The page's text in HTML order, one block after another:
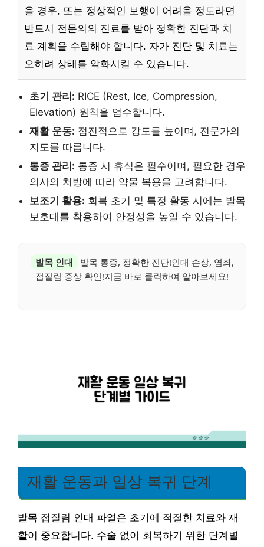
을 경우, 또는 정상적인 보행이 어려울 정도라면
반드시 전문의의 진료를 받아 정확한 진단과 치
료 계획을 수립해야 합니다. 자가 진단 및 치료는
오히려 상태를 악화시킬 수 있습니다.
초기 관리: RICE (Rest, Ice, Compression,
Elevation) 원칙을 엄수합니다.
재활 운동: 점진적으로 강도를 높이며, 전문가의
지도를 따릅니다.
통증 관리: 통증 시 휴식은 필수이며, 필요한 경우
의사의 처방에 따라 약물 복용을 고려합니다.
보조기 활용: 회복 초기 및 특정 활동 시에는 발목
보호대를 착용하여 안정성을 높일 수 있습니다.
발목 인대
발목 통증, 정확한 진단!인대 손상, 염좌,
접질림 증상 확인!지금 바로 클릭하여 알아보세요!
재활 운동과 일상 복귀 단계
발목 접질림 인대 파열은 초기에 적절한 치료와 재
활이 중요합니다. 수술 없이 회복하기 위한 단계별